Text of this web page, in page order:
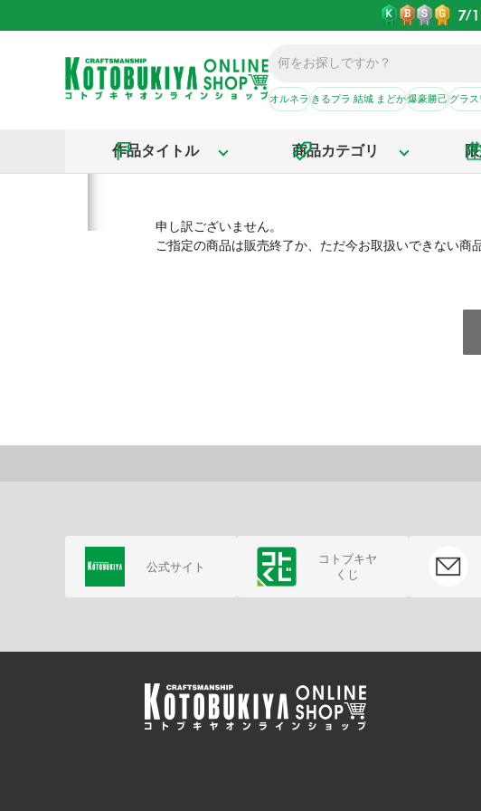
オルネラきるプラ 結城 まどか爆豪勝己グラ
作品タイトル 商品カテゴリ
申し訳ございません。
ご指定の商品は販売終了か、ただ今お取扱いできない商
公式サイト
コトブキヤ
くじ